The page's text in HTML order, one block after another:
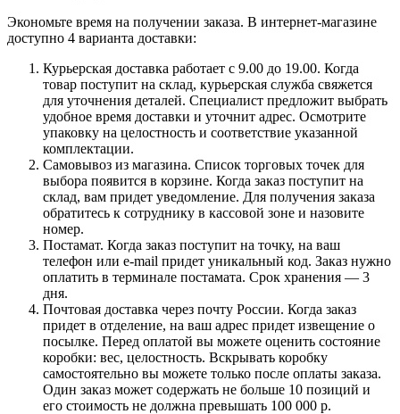
Экономьте время на получении заказа. В интернет-магазине
доступно 4 варианта доставки:
Курьерская доставка работает с 9.00 до 19.00. Когда
товар поступит на склад, курьерская служба свяжется
для уточнения деталей. Специалист предложит выбрать
удобное время доставки и уточнит адрес. Осмотрите
упаковку на целостность и соответствие указанной
комплектации.
Самовывоз из магазина. Список торговых точек для
выбора появится в корзине. Когда заказ поступит на
склад, вам придет уведомление. Для получения заказа
обратитесь к сотруднику в кассовой зоне и назовите
номер.
Постамат. Когда заказ поступит на точку, на ваш
телефон или e-mail придет уникальный код. Заказ нужно
оплатить в терминале постамата. Срок хранения — 3
дня.
Почтовая доставка через почту России. Когда заказ
придет в отделение, на ваш адрес придет извещение о
посылке. Перед оплатой вы можете оценить состояние
коробки: вес, целостность. Вскрывать коробку
самостоятельно вы можете только после оплаты заказа.
Один заказ может содержать не больше 10 позиций и
его стоимость не должна превышать 100 000 р.